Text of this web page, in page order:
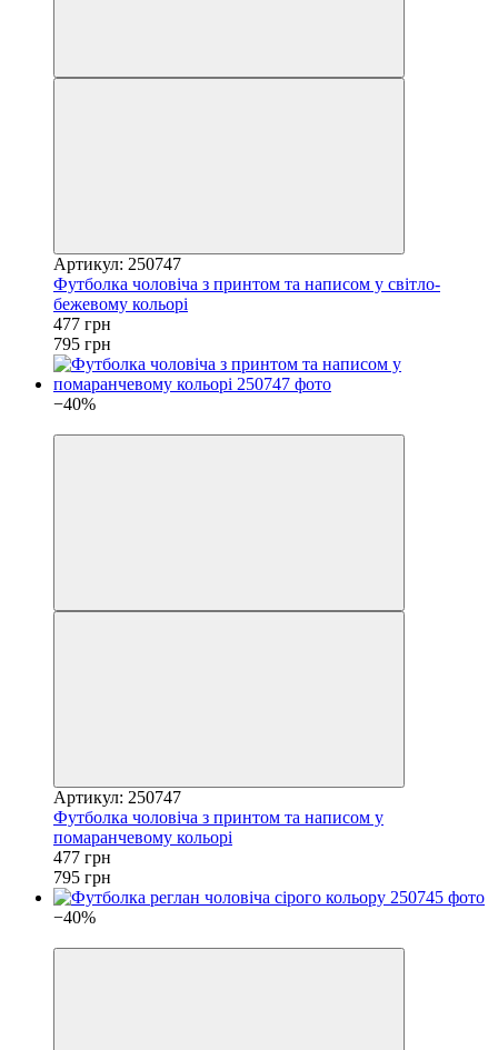
Артикул: 250747
Футболка чоловіча з принтом та написом у світло-
бежевому кольорі
477 грн
795 грн
−40%
Артикул: 250747
Футболка чоловіча з принтом та написом у
помаранчевому кольорі
477 грн
795 грн
−40%